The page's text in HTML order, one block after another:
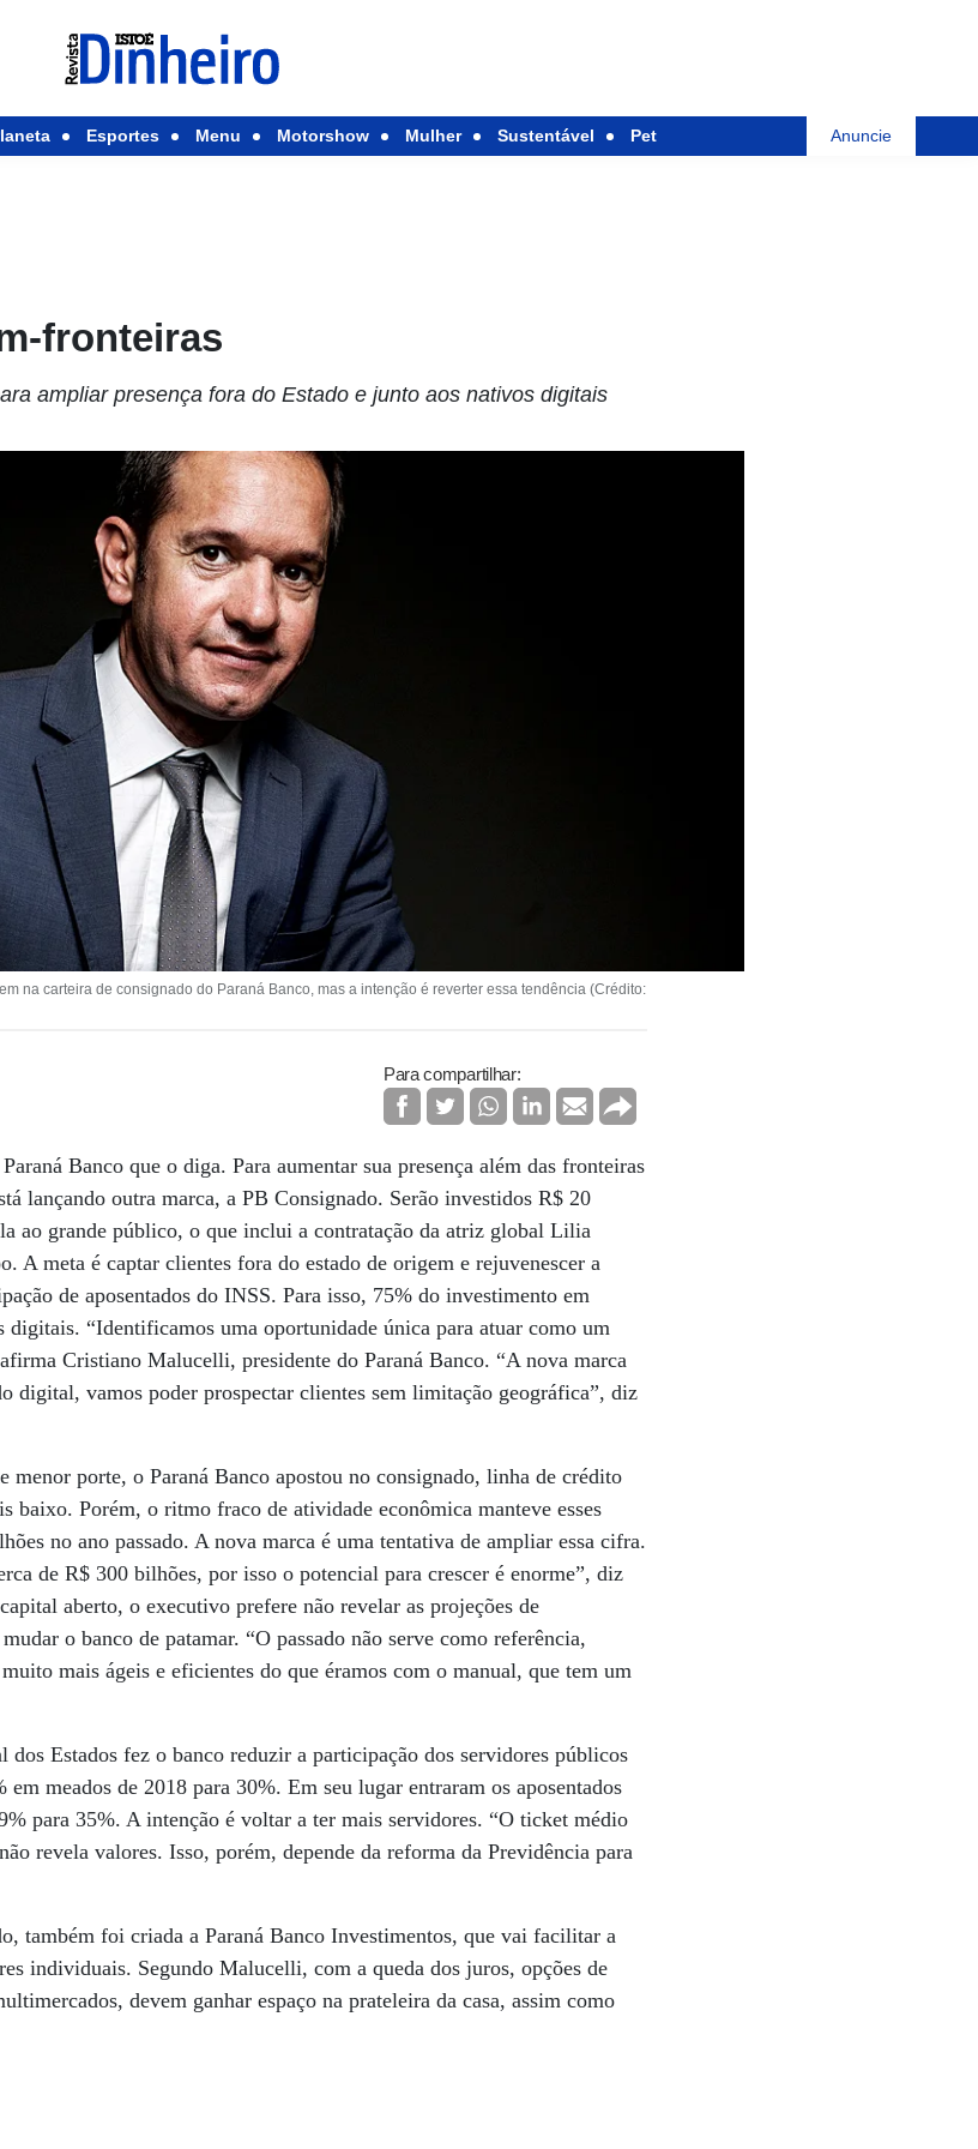
Esportes Menu Motorshow Mulher Sustentável Pet Anuncie
fronteiras
ampliar presença fora do Estado e junto aos nativos digitais
na carteira de consignado do Paraná Banco, mas a intenção é reverter essa tendência (Crédito:
Para compartilhar:
Banco que o diga. Para aumentar sua presença além das fronteiras
lançando outra marca, a PB Consignado. Serão investidos R$ 20
ao grande público, o que inclui a contratação da atriz global Lilia
A meta é captar clientes fora do estado de origem e rejuvenescer a
de aposentados do INSS. Para isso, 75% do investimento em
digitais. “Identificamos uma oportunidade única para atuar como um
Cristiano Malucelli, presidente do Paraná Banco. “A nova marca
digital, vamos poder prospectar clientes sem limitação geográfica”, diz
menor porte, o Paraná Banco apostou no consignado, linha de crédito
baixo. Porém, o ritmo fraco de atividade econômica manteve esses
no ano passado. A nova marca é uma tentativa de ampliar essa cifra.
de R$ 300 bilhões, por isso o potencial para crescer é enorme”, diz
aberto, o executivo prefere não revelar as projeções de
o banco de patamar. “O passado não serve como referência,
mais ágeis e eficientes do que éramos com o manual, que tem um
dos Estados fez o banco reduzir a participação dos servidores públicos
em meados de 2018 para 30%. Em seu lugar entraram os aposentados
para 35%. A intenção é voltar a ter mais servidores. “O ticket médio
revela valores. Isso, porém, depende da reforma da Previdência para
também foi criada a Paraná Banco Investimentos, que vai facilitar a
individuais. Segundo Malucelli, com a queda dos juros, opções de
devem ganhar espaço na prateleira da casa, assim como